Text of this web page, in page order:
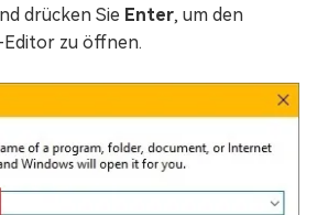
drücken Sie Enter, um den
zu öffnen.